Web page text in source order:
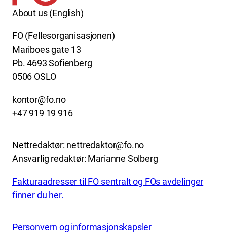
About us (English)
FO (Fellesorganisasjonen)
Mariboes gate 13
Pb. 4693 Sofienberg
0506 OSLO
kontor@fo.no
+47 919 19 916
Nettredaktør: nettredaktor@fo.no
Ansvarlig redaktør: Marianne Solberg
Fakturaadresser til FO sentralt og FOs avdelinger
finner du her.
Personvern og informasjonskapsler